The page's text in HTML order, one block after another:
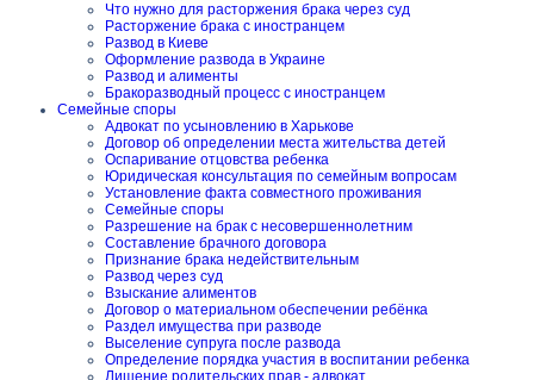
Что нужно для расторжения брака через суд
Расторжение брака с иностранцем
Развод в Киеве
Оформление развода в Украине
Развод и алименты
Бракоразводный процесс с иностранцем
Семейные споры
Адвокат по усыновлению в Харькове
Договор об определении места жительства детей
Оспаривание отцовства ребенка
Юридическая консультация по семейным вопросам
Установление факта совместного проживания
Семейные споры
Разрешение на брак с несовершеннолетним
Составление брачного договора
Признание брака недействительным
Развод через суд
Взыскание алиментов
Договор о материальном обеспечении ребёнка
Раздел имущества при разводе
Выселение супруга после развода
Определение порядка участия в воспитании ребенка
Лишение родительских прав - адвокат